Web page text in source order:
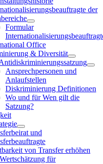
der
Formular
Office
& Diversität
Ansprechpersonen und
Anlaufstellen
Diskriminierung Definitionen
Wo und für Wen gilt die
Satzung?
und
von Transfer erhöhen
für